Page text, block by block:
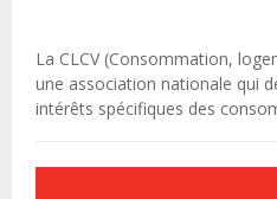
La CLCV (Consommation,
une association nationale qui
intérêts spécifiques des